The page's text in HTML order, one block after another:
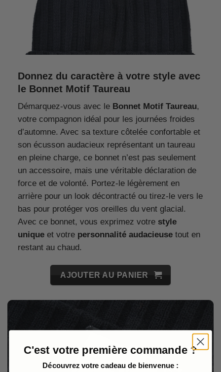
Donnez du caractère à votre style avec
le Bonnet Motif Taureau
Démarquez-vous avec le Bonnet Motif Taureau,
votre compagnon idéal pour les journées froides
d’automne. Avec sa texture côtelée confortable et
son écusson audacieux représentant un taureau
en pleine charge, ce bonnet n’est pas seulement
un accessoire, mais une véritable déclaration de
force et de volonté. Portez-le légèrement en
arrière pour un look décontracté ou tirez-le vers le
bas pour protéger vos oreilles du vent glacial.
Avec ce bonnet, vous exprimez votre style
uniqueet votre personnalité audacieusetout en
restant au chaud.
AJOUTER AU PANIER
C'est votre première commande ?
Découvrez votre cadeau de bienvenue :